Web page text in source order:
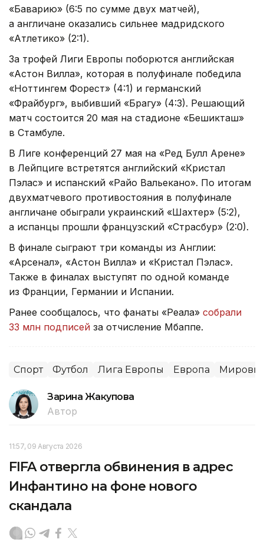
«Баварию» (6:5 по сумме двух матчей),
а англичане оказались сильнее мадридского
«Атлетико» (2:1).
За трофей Лиги Европы поборются английская
«Астон Вилла», которая в полуфинале победила
«Ноттингем Форест» (4:1) и германский
«Фрайбург», выбивший «Брагу» (4:3). Решающий
матч состоится 20 мая на стадионе «Бешикташ»
в Стамбуле.
В Лиге конференций 27 мая на «Ред Булл Арене»
в Лейпциге встретятся английский «Кристал
Пэлас» и испанский «Райо Вальекано». По итогам
двухматчевого противостояния в полуфинале
англичане обыграли украинский «Шахтер» (5:2),
а испанцы прошли французский «Страсбур» (2:0).
В финале сыграют три команды из Англии:
«Арсенал», «Астон Вилла» и «Кристал Пэлас».
Также в финалах выступят по одной команде
из Франции, Германии и Испании.
Ранее сообщалось, что фанаты «Реала» собрали
33 млн подписей за отчисление Мбаппе.
Спорт Футбол Лига Европы Европа
Зарина Жакупова
Автор
11:57, 09 Августа 2026
FIFA отвергла обвинения в адрес
Инфантино на фоне нового
скандала